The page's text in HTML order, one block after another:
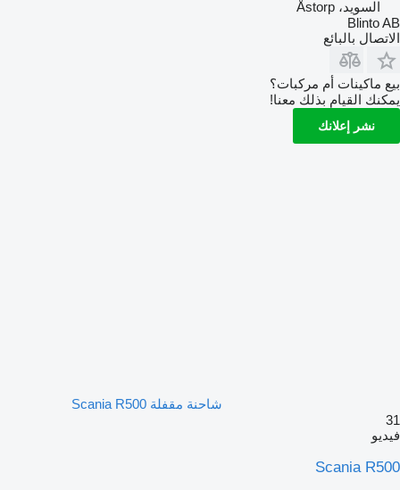
السويد، Åstorp
Blinto AB
الاتصال بالبائع
بيع ماكينات أم مركبات؟
يمكنك القيام بذلك معنا!
نشر إعلانك
شاحنة مقفلة Scania R500
31
فيديو
Scania R500